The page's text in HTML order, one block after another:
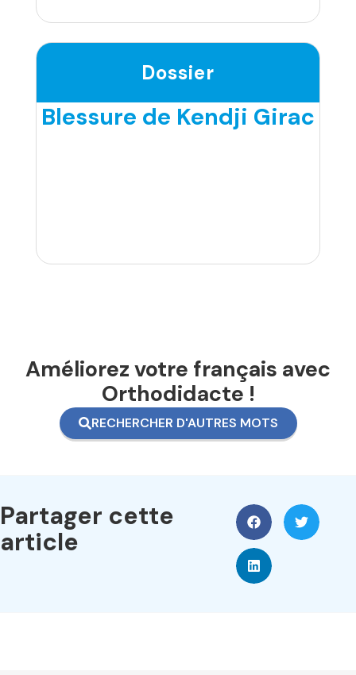
Dossier
Blessure de Kendji Girac
Améliorez votre français avec
Orthodidacte !
RECHERCHER D'AUTRES MOTS
Partager cette
article